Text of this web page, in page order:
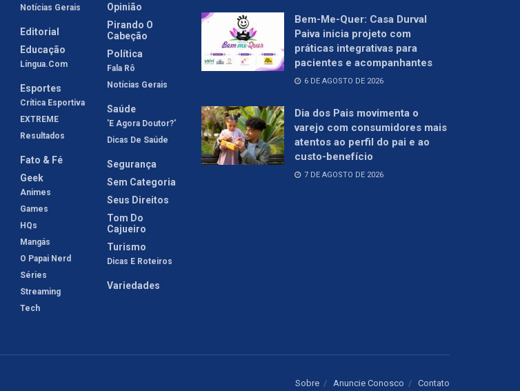
Notícias Gerais
Editorial
Educação
Língua.com
Esportes
Crítica Esportiva
EXTREME
Resultados
Fato & Fé
Geek
Animes
Games
HQs
Mangás
O Papai Nerd
Séries
Streaming
Tech
Opinião
Pirando O
Cabeção
Política
Fala Rô
Notícias Gerais
Saúde
'E Agora Doutor?'
Dicas De Saúde
Segurança
Sem Categoria
Seus Direitos
Tom Do
Cajueiro
Turismo
Dicas E Roteiros
Variedades
Bem-Me-Quer: Casa Durval
Paiva inicia projeto com
práticas integrativas para
pacientes e acompanhantes
6 DE AGOSTO DE 2026
Dia dos Pais movimenta o
varejo com consumidores mais
atentos ao perfil do pai e ao
custo-benefício
7 DE AGOSTO DE 2026
Sobre Anuncie Conosco Contato